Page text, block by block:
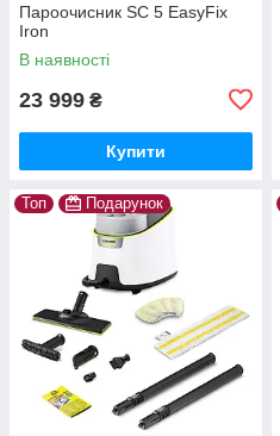
Пароочисник SC 5 EasyFix
Iron
В наявності
23 999 ₴
Купити
Топ Подарунок